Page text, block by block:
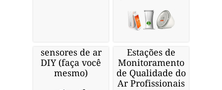
sensores de ar
DIY (faça você
mesmo)
Estações de
Monitoramento
de Qualidade do
Ar Profissionais